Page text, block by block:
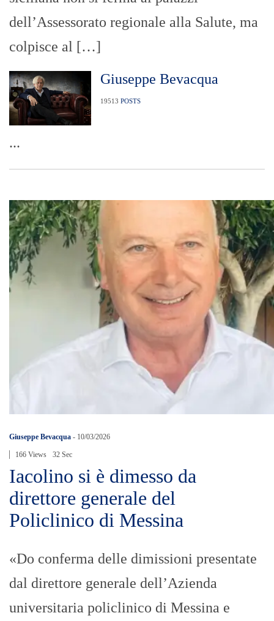
dell’Assessorato regionale alla Salute, ma
colpisce al […]
Giuseppe Bevacqua
19513 POSTS
...
Giuseppe Bevacqua - 10/03/2026
166 Views 32 Sec
Iacolino si è dimesso da
direttore generale del
Policlinico di Messina
«Do conferma delle dimissioni presentate
dal direttore generale dell’Azienda
universitaria policlinico di Messina e